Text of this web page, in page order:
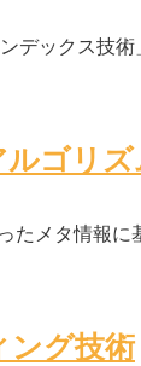
デックス技
ルゴリズ
たメタ情報
ング技術